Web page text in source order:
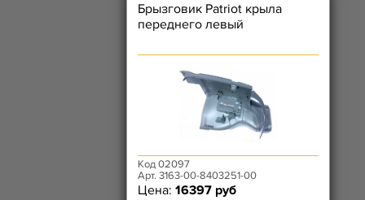
Брызговик Patriot крыла
переднего левый
Код 02097
Арт. 3163-00-8403251-00
Цена: 16397 руб